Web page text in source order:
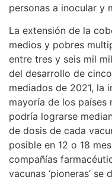
personas a inocular y
La extensión de la
medios y pobres
entre tres y seis mil
del desarrollo de
mediados de 2021, la
mayoría de los países
podría lograrse
de dosis de cada
posible en 12 o 18
compañías
vacunas ‘pioneras’